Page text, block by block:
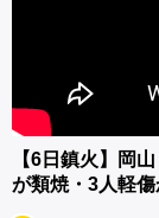
【6日鎮火】岡
が類焼・3人軽傷